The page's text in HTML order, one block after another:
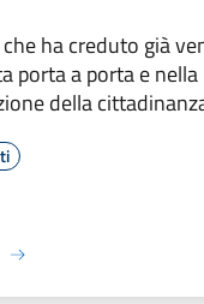
ha creduto già
porta a porta e nella
della